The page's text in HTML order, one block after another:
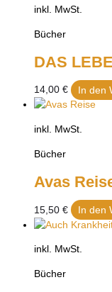
inkl. MwSt.
Bücher
DAS
14,00 € In den
inkl. MwSt.
Bücher
Avas
15,50 € In den
inkl. MwSt.
Bücher